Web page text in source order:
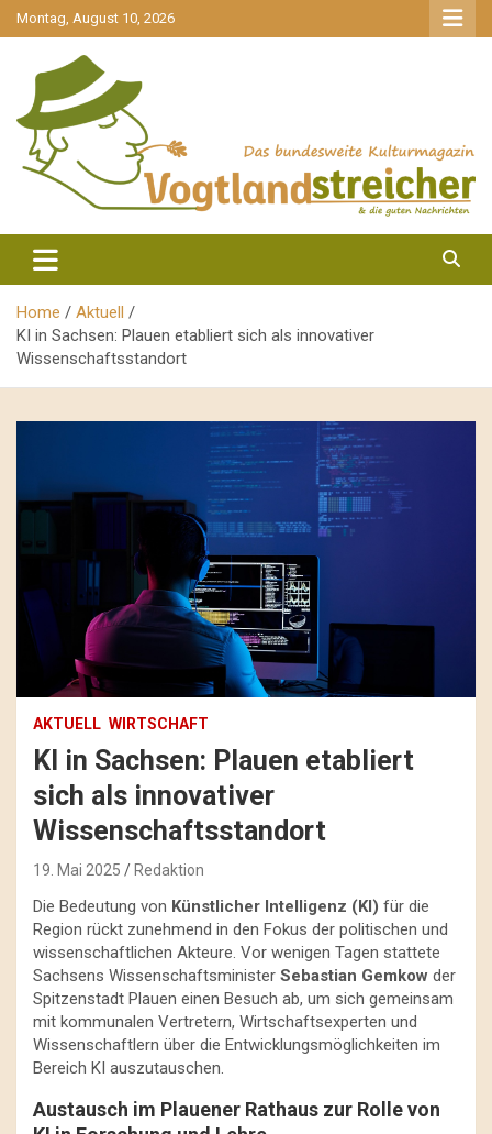
gehe
zum
Montag, August 10, 2026
Vogtlandstreicher
Home
Aktuell
KI in Sachsen: Plauen etabliert sich als innovativer
Wissenschaftsstandort
AKTUELL WIRTSCHAFT
KI in Sachsen: Plauen etabliert
sich als innovativer
Wissenschaftsstandort
19. Mai 2025 Redaktion
Die Bedeutung von Künstlicher Intelligenz (KI) für die
Region rückt zunehmend in den Fokus der politischen und
wissenschaftlichen Akteure. Vor wenigen Tagen stattete
Sachsens Wissenschaftsminister Sebastian Gemkow der
Spitzenstadt Plauen einen Besuch ab, um sich gemeinsam
mit kommunalen Vertretern, Wirtschaftsexperten und
Wissenschaftlern über die Entwicklungsmöglichkeiten im
Bereich KI auszutauschen.
Austausch im Plauener Rathaus zur Rolle von